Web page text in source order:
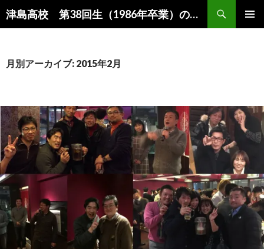
津島高校 第38回生（1986年卒業）のホームページ
検
索
ン
動
月別アーカイブ: 2015年2月